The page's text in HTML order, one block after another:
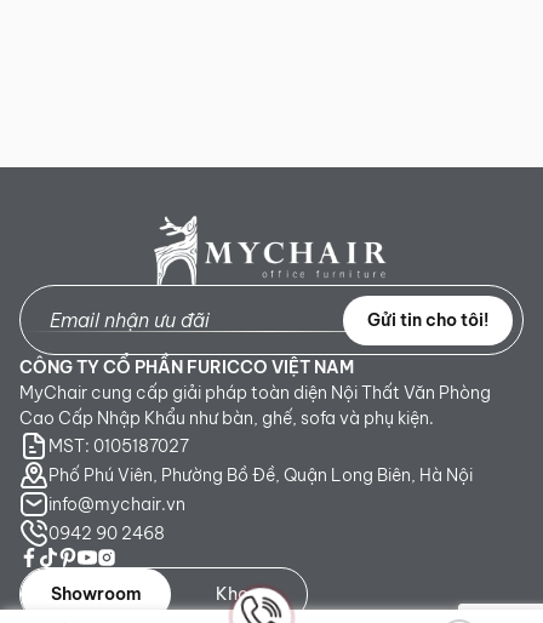
Gửi tin cho tôi!
CÔNG TY CỔ PHẦN FURICCO VIỆT NAM
MyChair cung cấp giải pháp toàn diện Nội Thất Văn Phòng
Cao Cấp Nhập Khẩu như bàn, ghế, sofa và phụ kiện.
MST: 0105187027
Phố Phú Viên, Phường Bồ Đề, Quận Long Biên, Hà Nội
info@mychair.vn
0942 90 2468
Showroom Kho